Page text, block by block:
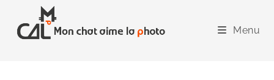
content
Menu